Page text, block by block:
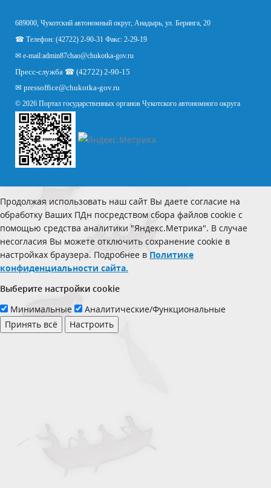
689000, Чукотский автономный округ, Анадырь, ул. Беринга, 20
☎ Телефон: (42722) 2-90-31 Факс: 2-29-19
✉ e-mail:admin87chao@chukotka-gov.ru
Пресс-служба ☎ (42722) 2-90-15
✉ pressoffice@chukotka-gov.ru
© 2026 Портал государственных органов Чукотского автономного округа
Продолжая использовать наш сайт Вы даете согласие на
обработку Ваших ПДн посредством сбора файлов cookie с
помощью средства аналитики "Яндекс.Метрика". В случае
несогласия Вы можете отключить сохранение cookie в
настройках браузера. Подробнее в Политике
конфиденциальности сайта.
Выберите настройки cookie
Минимальные
Аналитические/Функциональные
Принять всё
Настроить